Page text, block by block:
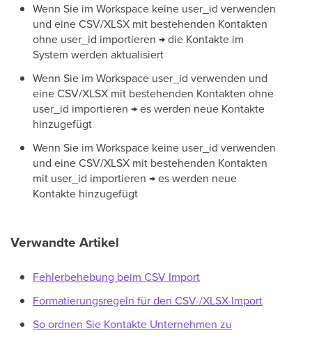
Wenn Sie im Workspace keine user_id verwenden
und eine CSV/XLSX mit bestehenden Kontakten
ohne user_id importieren → die Kontakte im
System werden aktualisiert
Wenn Sie im Workspace user_id verwenden und
eine CSV/XLSX mit bestehenden Kontakten ohne
user_id importieren → es werden neue Kontakte
hinzugefügt
Wenn Sie im Workspace keine user_id verwenden
und eine CSV/XLSX mit bestehenden Kontakten
mit user_id importieren → es werden neue
Kontakte hinzugefügt
Verwandte Artikel
Fehlerbehebung beim CSV Import
Formatierungsregeln für den CSV-/XLSX-Import
So ordnen Sie Kontakte Unternehmen zu